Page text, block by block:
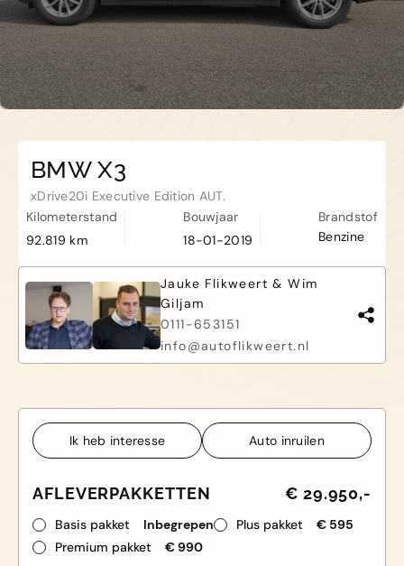
Haamstede
De Roterij 5 4328 BB Burgh-
Haamstede
BMW X3
xDrive20i Executive Edition AUT.
Kilometerstand
92.819 km
Bouwjaar
18-01-2019
Brandstof
Benzine
Jauke Flikweert & Wim
Giljam
0111-653151
info@autoflikweert.nl
Ik heb interesse Auto inruilen
AFLEVERPAKKETTEN € 29.950,-
Basis pakket Inbegrepen Plus pakket
€ 595
Premium pakket
€ 990